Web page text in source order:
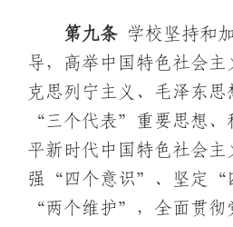
第 九条 学校坚持和
导，高举中国特色社会主
克思列宁主义、毛泽东思
“三个代表”重要思想、
平新时代中国特色社会主
强“四个意识”、坚定“
“两个维护”，全面贯彻